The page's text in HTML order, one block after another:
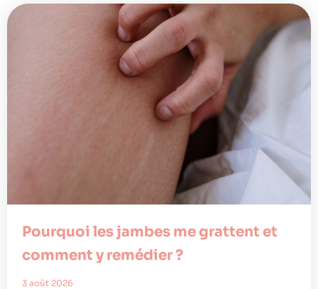
Pourquoi les jambes me grattent et
comment y remédier ?
3 août 2026